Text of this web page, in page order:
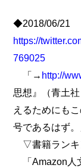
◆2018/06/21
https://
769025
「→ http://
思想』（青土
えるためにも
号であるはず。
▽書籍ランキ
「Amazon人